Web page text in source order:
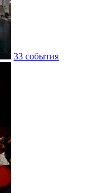
33 события